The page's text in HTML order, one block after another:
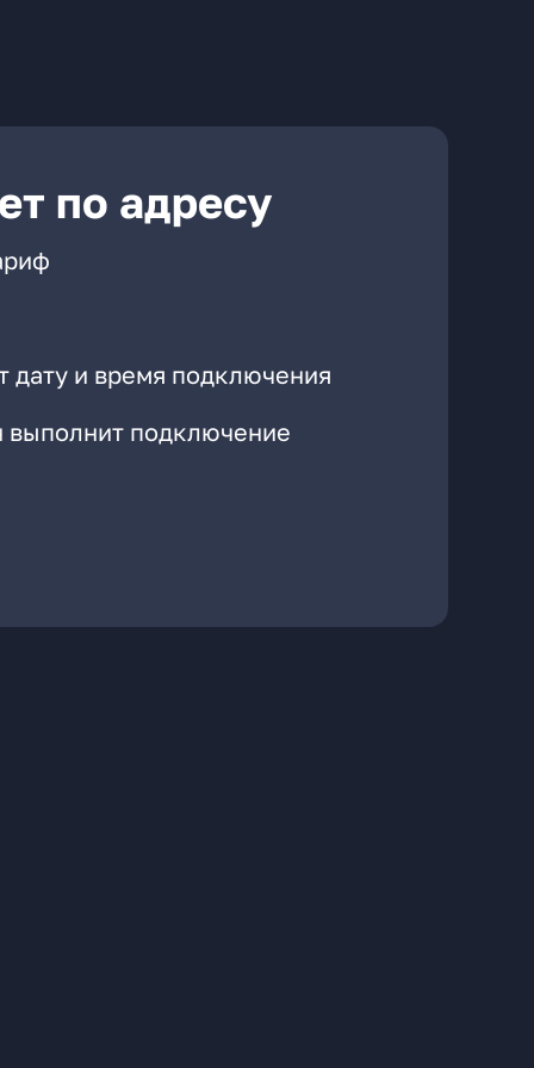
по адресу
дату и время подключения
выполнит подключение